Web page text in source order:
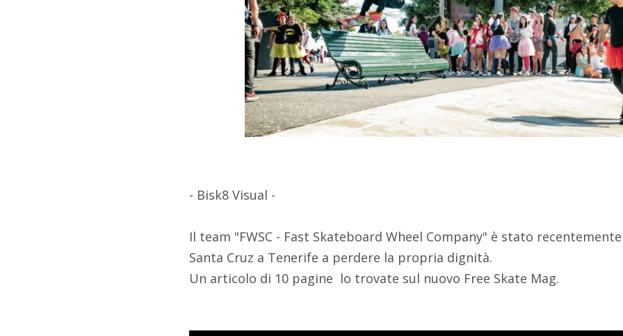
- Bisk8 Visual -
Il team "FWSC - Fast Skateboard Wheel Company" è stato
Santa Cruz a Tenerife a perdere la propria dignità.
Un articolo di 10 pagine lo trovate sul nuovo Free Skate Mag.